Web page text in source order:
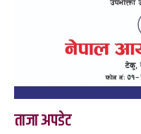
ताजा अपडेट